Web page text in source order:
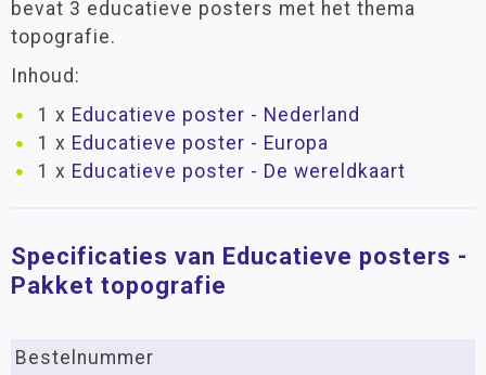
bevat 3 educatieve posters met het thema
topografie.
Inhoud:
1 x Educatieve poster - Nederland
1 x Educatieve poster - Europa
1 x Educatieve poster - De wereldkaart
Specificaties van Educatieve posters -
Pakket topografie
Bestelnummer